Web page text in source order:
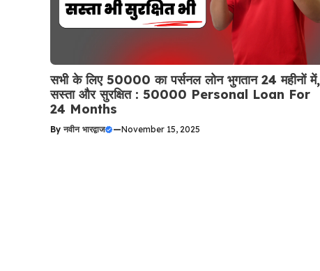
सभी के लिए 50000 का पर्सनल लोन भुगतान 24 महीनों में,
सस्ता और सुरक्षित : 50000 Personal Loan For
24 Months
By नवीन भारद्वाज —November 15, 2025